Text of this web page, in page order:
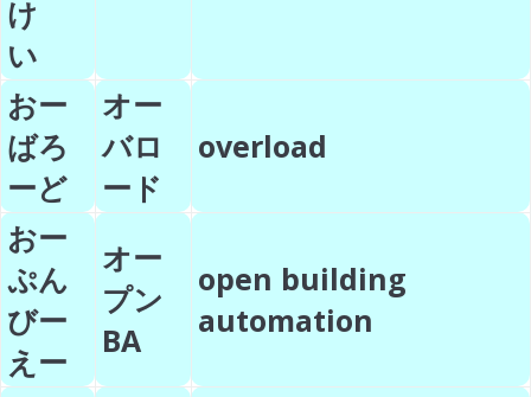
け
い
おー
ばろ
ーど
オー
バロ
ード
overload
おー
ぷん
びー
えー
オー
プン
BA
open building
automation